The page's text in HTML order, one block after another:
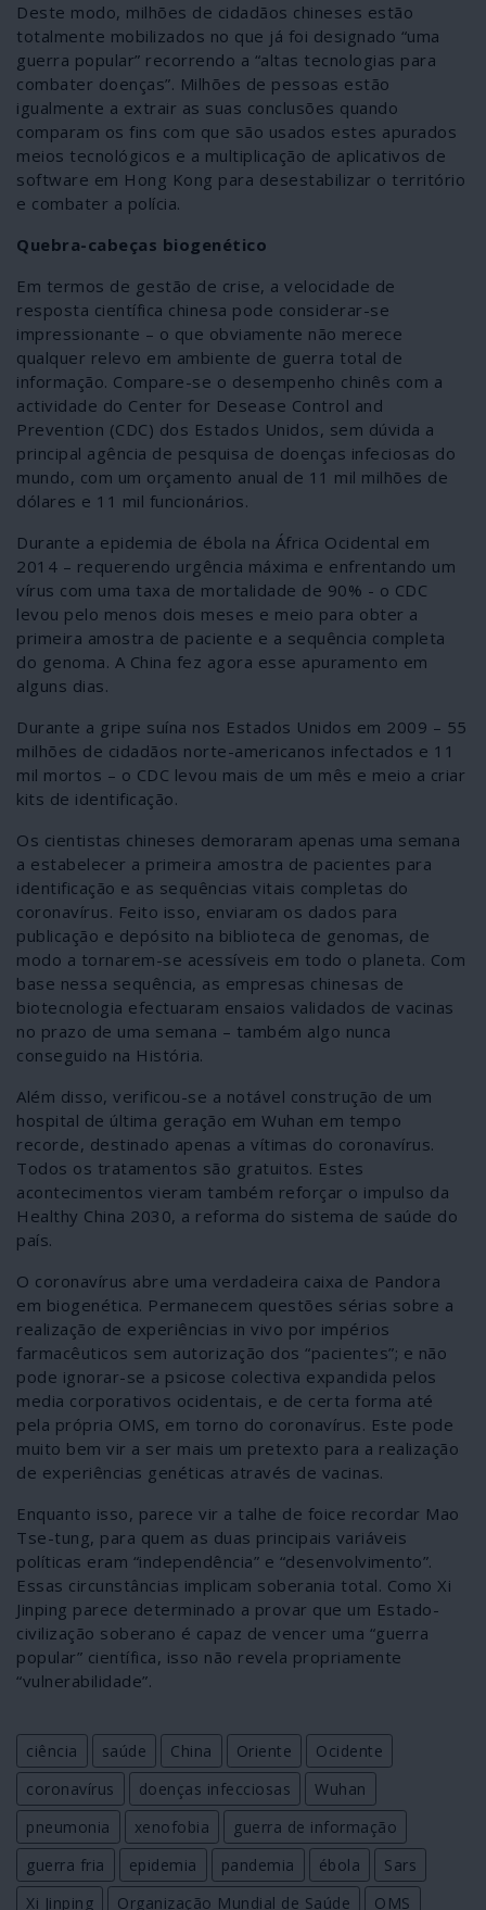
Deste modo, milhões de cidadãos chineses estão
totalmente mobilizados no que já foi designado “uma
guerra popular” recorrendo a “altas tecnologias para
combater doenças”. Milhões de pessoas estão
igualmente a extrair as suas conclusões quando
comparam os fins com que são usados estes apurados
meios tecnológicos e a multiplicação de aplicativos de
software em Hong Kong para desestabilizar o território
e combater a polícia.
Quebra-cabeças biogenético
Em termos de gestão de crise, a velocidade de
resposta científica chinesa pode considerar-se
impressionante – o que obviamente não merece
qualquer relevo em ambiente de guerra total de
informação. Compare-se o desempenho chinês com a
actividade do Center for Desease Control and
Prevention (CDC) dos Estados Unidos, sem dúvida a
principal agência de pesquisa de doenças infeciosas do
mundo, com um orçamento anual de 11 mil milhões de
dólares e 11 mil funcionários.
Durante a epidemia de ébola na África Ocidental em
2014 – requerendo urgência máxima e enfrentando um
vírus com uma taxa de mortalidade de 90% - o CDC
levou pelo menos dois meses e meio para obter a
primeira amostra de paciente e a sequência completa
do genoma. A China fez agora esse apuramento em
alguns dias.
Durante a gripe suína nos Estados Unidos em 2009 – 55
milhões de cidadãos norte-americanos infectados e 11
mil mortos – o CDC levou mais de um mês e meio a criar
kits de identificação.
Os cientistas chineses demoraram apenas uma semana
a estabelecer a primeira amostra de pacientes para
identificação e as sequências vitais completas do
coronavírus. Feito isso, enviaram os dados para
publicação e depósito na biblioteca de genomas, de
modo a tornarem-se acessíveis em todo o planeta. Com
base nessa sequência, as empresas chinesas de
biotecnologia efectuaram ensaios validados de vacinas
no prazo de uma semana – também algo nunca
conseguido na História.
Além disso, verificou-se a notável construção de um
hospital de última geração em Wuhan em tempo
recorde, destinado apenas a vítimas do coronavírus.
Todos os tratamentos são gratuitos. Estes
acontecimentos vieram também reforçar o impulso da
Healthy China 2030, a reforma do sistema de saúde do
país.
O coronavírus abre uma verdadeira caixa de Pandora
em biogenética. Permanecem questões sérias sobre a
realização de experiências in vivo por impérios
farmacêuticos sem autorização dos “pacientes”; e não
pode ignorar-se a psicose colectiva expandida pelos
media corporativos ocidentais, e de certa forma até
pela própria OMS, em torno do coronavírus. Este pode
muito bem vir a ser mais um pretexto para a realização
de experiências genéticas através de vacinas.
Enquanto isso, parece vir a talhe de foice recordar Mao
Tse-tung, para quem as duas principais variáveis
políticas eram “independência” e “desenvolvimento”.
Essas circunstâncias implicam soberania total. Como Xi
Jinping parece determinado a provar que um Estado-
civilização soberano é capaz de vencer uma “guerra
popular” científica, isso não revela propriamente
“vulnerabilidade”.
ciência saúde China Oriente
Ocidente
coronavírus
doenças infecciosas
Wuhan
pneumonia
xenofobia
guerra de informação
guerra fria
epidemia pandemia ébola
Sars
Xi Jinping
Organização Mundial de Saúde OMS